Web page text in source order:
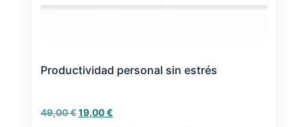
Productividad personal sin estrés
49,00€El
19,00€El